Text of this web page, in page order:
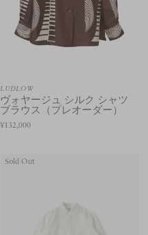
LUDLOW
ヴォヤージュ シルク シャツ
ブラウス（プレオーダー）
¥132,000
Sold Out